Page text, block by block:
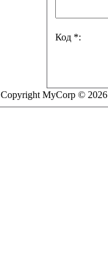
Код *:
Copyright MyCorp © 2026